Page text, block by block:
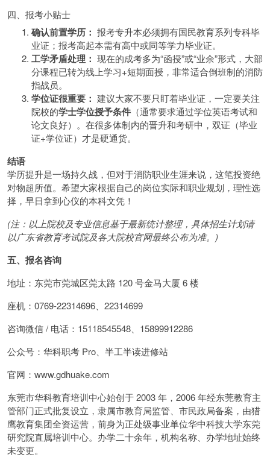
四、报考小贴士
确认前置学历： 报考专升本必须拥有国民教育系列专科毕
业证；报考高起本需有高中或同等学力毕业证。
工学矛盾处理： 现在的成考多为“函授”或“业余”形式，大部
分课程已转为线上学习+短期面授，非常适合倒班制的消防
指战员。
学位证很重要： 建议大家不要只盯着毕业证，一定要关注
院校的学士学位授予条件 （通常要求通过学位英语考试和
论文良好）。在很多体制内的晋升和考研中，双证（毕业
证+学位证）才是硬通货。
结语
学历提升是一场持久战，但对于消防职业生涯来说，这笔投资绝
对物超所值。希望大家根据自己的岗位实际和职业规划，理性选
择，早日拿到心仪的本科文凭！
(注：以上院校及专业信息基于最新统计整理，具体招生计划请
以广东省教育考试院及各大院校官网最终公布为准。)
五、报名咨询
地址：东莞市莞城区莞太路 120 号金马大厦 6 楼
座机：0769-22314696、22314699
咨询微信 / 电话：15118545548、15899912286
公众号：华科职考 Pro、半工半读进修站
官网：www.gdhuake.com
东莞市华科教育培训中心始创于 2003 年，2006 年经东莞教育主
管部门正式批复设立，隶属市教育局监管、市民政局备案，由猎
鹰教育集团全资运营，前身为正处级事业单位华中科技大学东莞
研究院直属培训中心。办学二十余年，机构名称、办学地址始终
未变更。